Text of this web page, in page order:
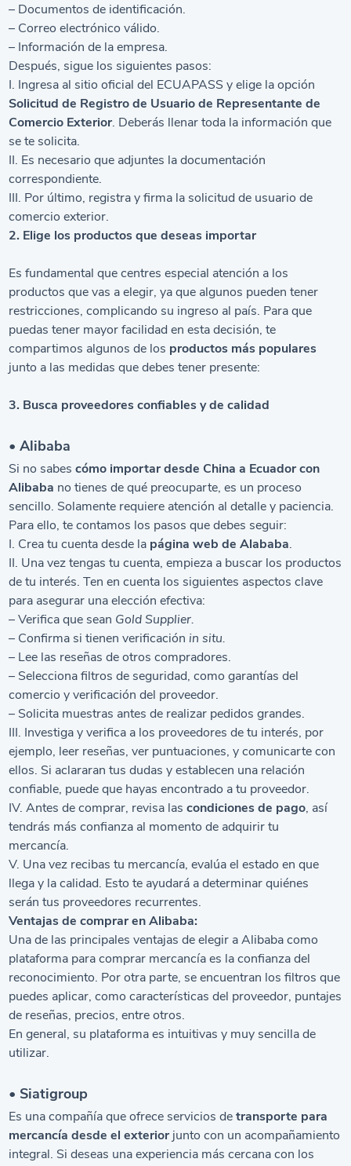
– Documentos de identificación.
– Correo electrónico válido.
– Información de la empresa.
Después, sigue los siguientes pasos:
I. Ingresa al sitio oficial del ECUAPASS y elige la opción
Solicitud de Registro de Usuario de Representante de
Comercio Exterior. Deberás llenar toda la información que
se te solicita.
II. Es necesario que adjuntes la documentación
correspondiente.
III. Por último, registra y firma la solicitud de usuario de
comercio exterior.
2. Elige los productos que deseas importar
Es fundamental que centres especial atención a los
productos que vas a elegir, ya que algunos pueden tener
restricciones, complicando su ingreso al país. Para que
puedas tener mayor facilidad en esta decisión, te
compartimos algunos de los productos más populares
junto a las medidas que debes tener presente:
3. Busca proveedores confiables y de calidad
• Alibaba
Si no sabescómo importar desde China a Ecuador con
Alibaba no tienes de qué preocuparte, es un proceso
sencillo. Solamente requiere atención al detalle y paciencia.
Para ello, te contamos los pasos que debes seguir:
I. Crea tu cuenta desde la página web de Alababa.
II. Una vez tengas tu cuenta, empieza a buscar los productos
de tu interés. Ten en cuenta los siguientes aspectos clave
para asegurar una elección efectiva:
– Verifica que sean Gold Supplier.
– Confirma si tienen verificación in situ.
– Lee las reseñas de otros compradores.
– Selecciona filtros de seguridad, como garantías del
comercio y verificación del proveedor.
– Solicita muestras antes de realizar pedidos grandes.
III. Investiga y verifica a los proveedores de tu interés, por
ejemplo, leer reseñas, ver puntuaciones, y comunicarte con
ellos. Si aclararan tus dudas y establecen una relación
confiable, puede que hayas encontrado a tu proveedor.
IV. Antes de comprar, revisa lascondiciones de pago, así
tendrás más confianza al momento de adquirir tu
mercancía.
V. Una vez recibas tu mercancía, evalúa el estado en que
llega y la calidad. Esto te ayudará a determinar quiénes
serán tus proveedores recurrentes.
Ventajas de comprar en Alibaba:
Una de las principales ventajas de elegir a Alibaba como
plataforma para comprar mercancía es la confianza del
reconocimiento. Por otra parte, se encuentran los filtros que
puedes aplicar, como características del proveedor, puntajes
de reseñas, precios, entre otros.
En general, su plataforma es intuitivas y muy sencilla de
utilizar.
• Siatigroup
Es una compañía que ofrece servicios detransporte para
mercancía desde el exterior junto con un acompañamiento
integral. Si deseas una experiencia más cercana con los